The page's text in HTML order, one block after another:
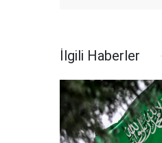
İlgili Haberler